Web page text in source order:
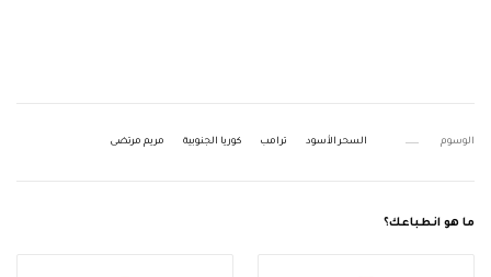
الوسوم السحر الأسود ترامب كوريا الجنوبية مريم مرتضى
ما هو انطباعك؟